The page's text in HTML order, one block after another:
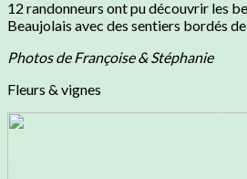
12 randonneurs ont pu découvrir les
Beaujolais avec des sentiers bordés
Photos de Françoise & Stéphanie
Fleurs & vignes